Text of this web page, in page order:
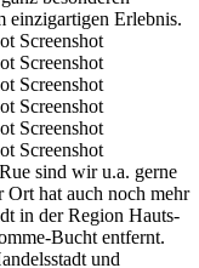
einzigartigen Erlebnis.
Screenshot
Screenshot
Screenshot
Screenshot
Screenshot
Screenshot
sind wir u.a. gerne
hat auch noch mehr
in der Region Hauts-
Bucht entfernt.
und